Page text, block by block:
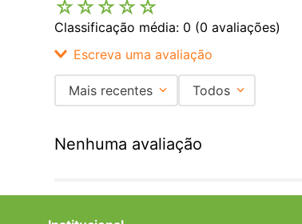
☆☆☆☆☆
Classificação média: 0 (0 avaliações)
Escreva uma avaliação
Título
Avalie o produto de 1 a 5 estrelas
Mais recentes Todos
Nenhuma avaliação